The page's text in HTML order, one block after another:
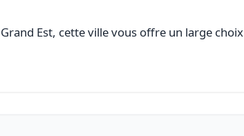
Est, cette ville vous offre un large choix